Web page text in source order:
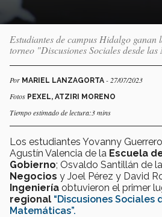
Estudiantes de campus Hidalgo ganan
torneo "Discusiones Sociales desde
Por MARIEL LANZAGORTA - 27/07/2023
Fotos PEXEL, ATZIRI MORENO
Tiempo estimado de lectura:3 mins
Los estudiantes Yovanny
Agustín Valencia de la Escuela
Gobierno; Osvaldo Santillán de la
Negocios y Joel Pérez y David
Ingeniería obtuvieron el primer
regional “Discusiones Sociales
Matemáticas”.